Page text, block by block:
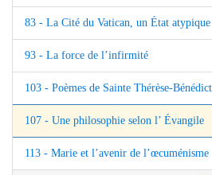
83 - La Cité du Vatican, un État atypique
93 - La force de l’infirmité
103 - Poèmes de Sainte Thérèse-
107 - Une philosophie selon l’ Évangile
113 - Marie et l’avenir de l’œcuménisme